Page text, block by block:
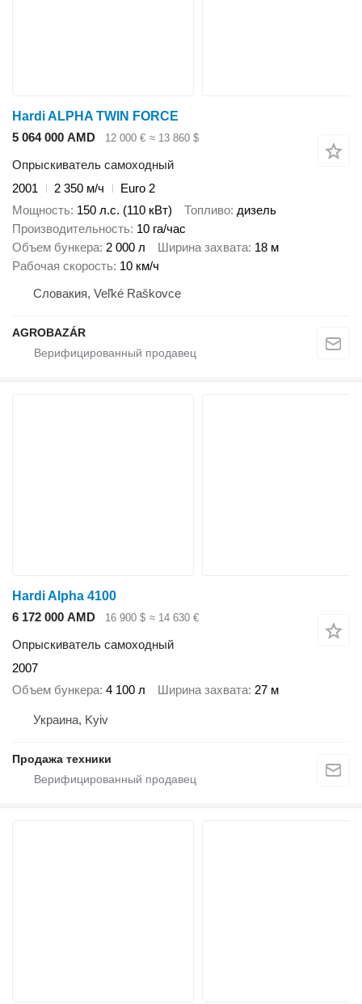
Hardi ALPHA TWIN FORCE
5 064 000 AMD
12 000 € ≈ 13 860 $
Опрыскиватель самоходный
2001
2 350 м/ч
Euro 2
Мощность 150 л.с. (110 кВт) Топливо дизель
Производительность 10 га/час
Объем бункера 2 000 л Ширина захвата 18 м
Рабочая скорость 10 км/ч
Словакия, Veľké Raškovce
AGROBAZÁR
Hardi Alpha 4100
6 172 000 AMD
16 900 $ ≈ 14 630 €
Опрыскиватель самоходный
2007
Объем бункера 4 100 л Ширина захвата 27 м
Украина, Kyiv
Продажа техники